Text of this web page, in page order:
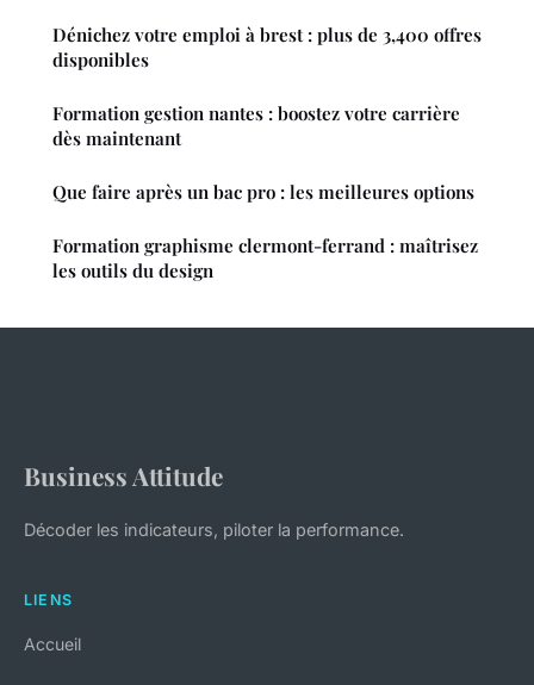
Dénichez votre emploi à brest : plus de 3,400 offres
disponibles
Formation gestion nantes : boostez votre carrière
dès maintenant
Que faire après un bac pro : les meilleures options
Formation graphisme clermont-ferrand : maîtrisez
les outils du design
Business Attitude
Décoder les indicateurs, piloter la performance.
LIENS
Accueil